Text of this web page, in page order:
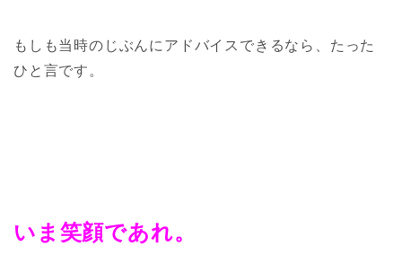
もしも当時のじぶんにアドバイスできるなら、たった
ひと言です。
いま笑顔であれ。